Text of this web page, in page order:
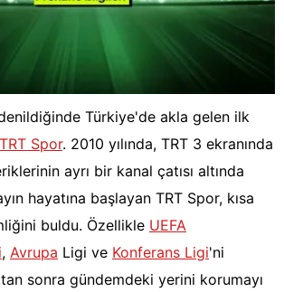
denildiğinde Türkiye'de akla gelen ilk
TRT Spor. 2010 yılında, TRT 3 ekranında
ayrı bir kanal çatısı altında
hayatına başlayan TRT Spor, kısa
buldu. Özellikle UEFA
, Avrupa Ligi ve Konferans Ligi'ni
sonra gündemdeki yerini korumayı